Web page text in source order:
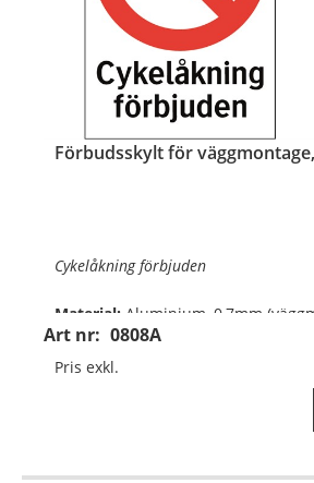
Förbudsskylt för
Art nr: 0808A
Cykelåkning förbjuden
Material: Aluminium, 0,7mm
Mått:210x297mm
Pris exkl.